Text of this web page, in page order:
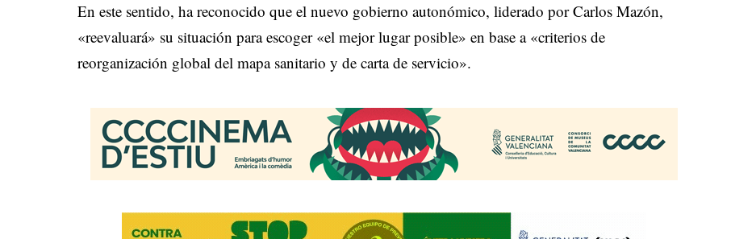
En este sentido, ha reconocido que el nuevo gobierno autonómico, liderado por Carlos Mazón,
«reevaluará» su situación para escoger «el mejor lugar posible» en base a «criterios de
reorganización global del mapa sanitario y de carta de servicio».